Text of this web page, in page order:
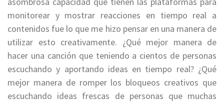
monitorear y mostrar reacciones en tiempo real a
contenidos fue lo que me hizo pensar en una manera de
utilizar esto creativamente. ¿Qué mejor manera de
hacer una canción que teniendo a cientos de personas
escuchando y aportando ideas en tiempo real? ¿Qué
mejor manera de romper los bloqueos creativos que
escuchando ideas frescas de personas que muchas